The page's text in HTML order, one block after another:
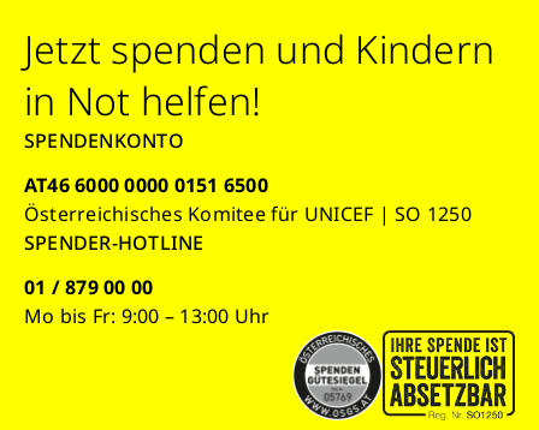
Jetzt spenden und Kindern
in Not helfen!
SPENDENKONTO
AT46 6000 0000 0151 6500
Österreichisches Komitee für UNICEF | SO 1250
SPENDER-HOTLINE
01 / 879 00 00
Mo bis Fr: 9:00 – 13:00 Uhr